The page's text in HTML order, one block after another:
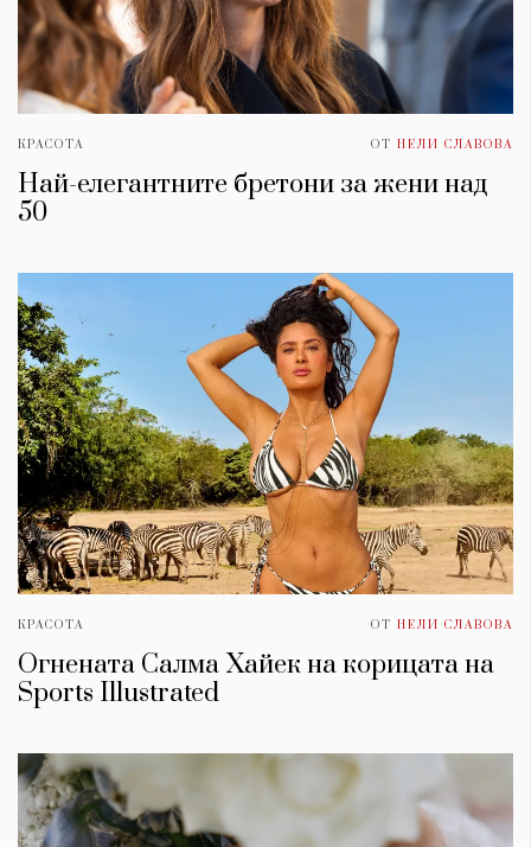
КРАСОТА ОТ НЕЛИ СЛАВОВА
Най-елегантните бретони за жени над
50
КРАСОТА ОТ НЕЛИ СЛАВОВА
Огнената Салма Хайек на корицата на
Sports Illustrated